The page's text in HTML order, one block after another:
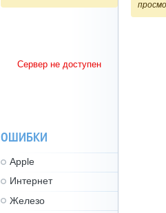
Сервер не доступен
ОШИБКИ
Apple
Интернет
Железо